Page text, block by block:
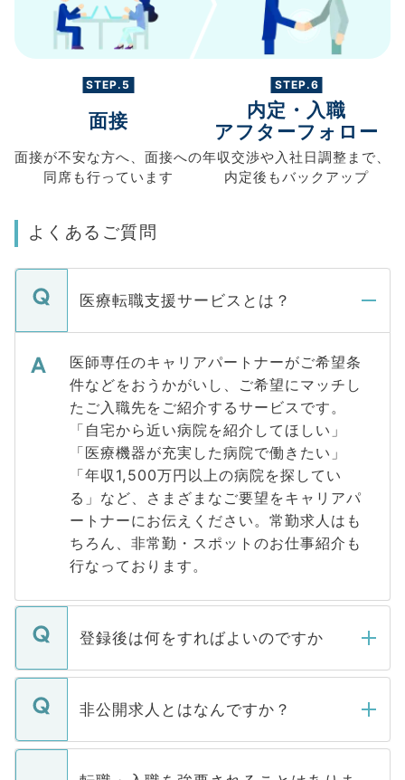
STEP.5
面接
面接が不安な方へ、 面接への
同席も行っています
STEP.6
内定・入職
アフターフォロー
年収交渉や入社日調整まで、
内定後もバックアップ
よくあるご質問
医療転職支援サービスとは？
医師専任のキャリアパートナーがご希望条
件などをおうかがいし、ご希望にマッチし
たご入職先をご紹介するサービスです。
「自宅から近い病院を紹介してほしい」
「医療機器が充実した病院で働きたい」
「年収1,500万円以上の病院を探してい
る」など、さまざまなご要望をキャリアパ
ートナーにお伝えください。常勤求人はも
ちろん、非常勤・スポットのお仕事紹介も
行なっております。
登録後は何をすればよいのですか
ご登録いただきましたら、弊社担当者がご
登録内容を確認し、その後メールもしくは
ます。通常、5営業日以内にはご連絡をせて
いただきますので、しばらくお待ちくださ
非公開求人とはなんですか？
マイナビDOCTORで取り扱っている求人の